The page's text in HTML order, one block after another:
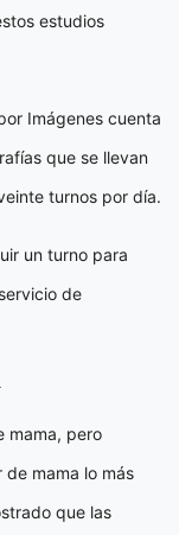
estudios
Imágenes cuenta
que se llevan
turnos por día.
un turno para
de
mama, pero
mama lo más
que las